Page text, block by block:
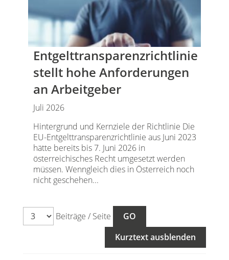
Entgelttransparenz​­richtlinie
stellt hohe Anforderungen
an Arbeitgeber
Juli 2026
Hintergrund und Kernziele der Richtlinie Die
EU-Entgelttransparenzrichtlinie aus Juni 2023
hätte bereits bis 7. Juni 2026 in
österreichisches Recht umgesetzt werden
müssen. Wenngleich dies in Österreich noch
nicht geschehen...
Beiträge / Seite
Kurztext ausblenden